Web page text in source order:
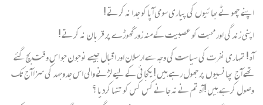
اپنے چھو ٹےبھائیوں کی پیاری سومی آپا کو جدا نہ کرتے !
اپنی زندگی اور محبت کو عصبیت کے منہ زور گھوڑے پر قربان نہ کرتے !
آہ ! تمہاری نفرت کی سیاست کی وجہ سے ارسلان اور اقبال جیسے نوجون جو اس وقت بچ گئے
تھے آج پھانسیوں پر جھول رہے ہیں !یکجائی کے لیے لڑنے والی اس جدوجہد کی سزا آج تک
وصول کرہے ہیں !آہ تم نے نہ جانے کس کس کو تنہا کردیا ؟